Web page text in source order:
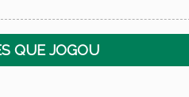
QUE JOGOU